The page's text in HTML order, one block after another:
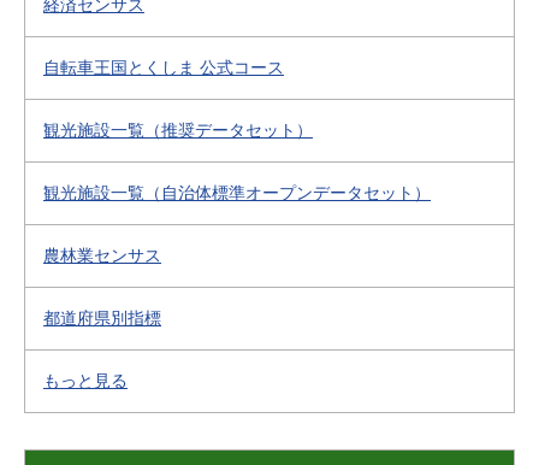
経済センサス
自転車王国とくしま 公式コース
観光施設一覧（推奨データセット）
観光施設一覧（自治体標準オープンデータセット）
農林業センサス
都道府県別指標
もっと見る